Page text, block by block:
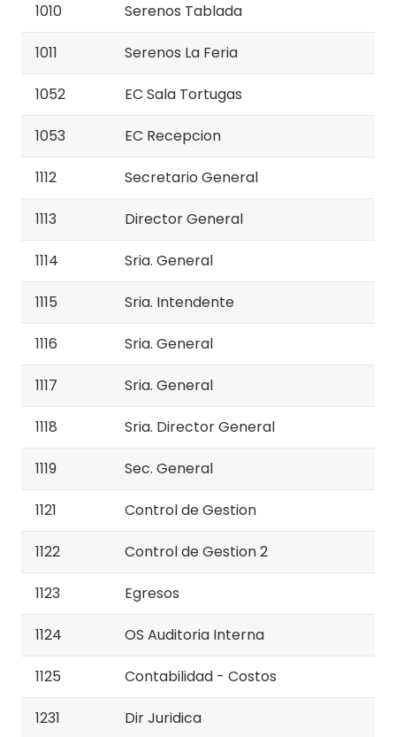
1010 Serenos Tablada
1011 Serenos La Feria
1052 EC Sala Tortugas
1053 EC Recepcion
1112 Secretario General
1113 Director General
1114 Sria. General
1115 Sria. Intendente
1116 Sria. General
1117 Sria. General
1118 Sria. Director General
1119 Sec. General
1121 Control de Gestion
1122 Control de Gestion 2
1123 Egresos
1124 OS Auditoria Interna
1125 Contabilidad - Costos
1231 Dir Juridica